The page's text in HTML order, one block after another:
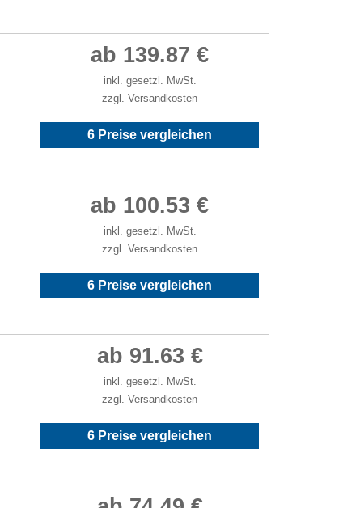
ab 139.87 €
inkl. gesetzl. MwSt.
zzgl. Versandkosten
6 Preise vergleichen
ab 100.53 €
inkl. gesetzl. MwSt.
zzgl. Versandkosten
6 Preise vergleichen
ab 91.63 €
inkl. gesetzl. MwSt.
zzgl. Versandkosten
6 Preise vergleichen